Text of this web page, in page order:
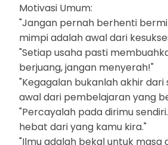
Motivasi Umum:
"Jangan pernah berhenti
mimpi adalah awal dari
"Setiap usaha pasti
berjuang, jangan menyerah!"
"Kegagalan bukanlah akhir dari
awal dari pembelajaran yang
"Percayalah pada dirimu
hebat dari yang kamu kira."
"Ilmu adalah bekal untuk masa